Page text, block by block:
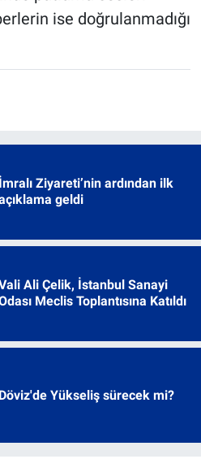
ise doğrulanmadığı
İmralı Ziyareti’nin ardından ilk
geldi
Ali Çelik, İstanbul Sanayi
Meclis Toplantısına Katıldı
Döviz'de Yükseliş sürecek mi?